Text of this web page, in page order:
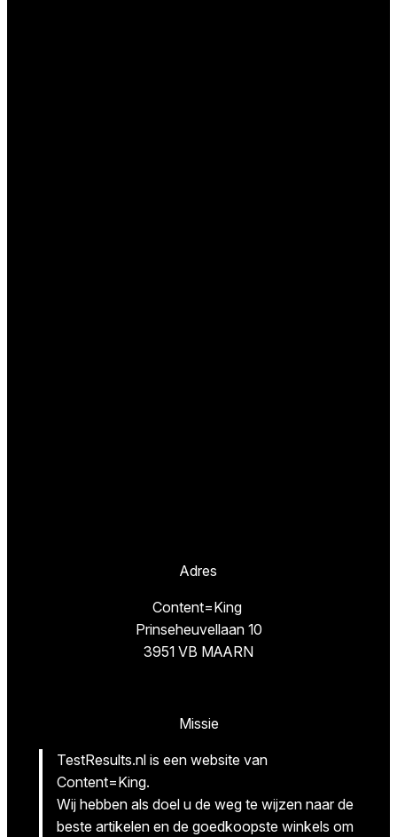
Adres
Content=King
Prinseheuvellaan 10
3951 VB MAARN
Missie
TestResults.nl is een website van
Content=King.
Wij hebben als doel u de weg te wijzen naar de
beste artikelen en de goedkoopste winkels om